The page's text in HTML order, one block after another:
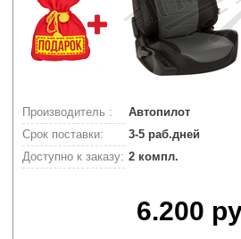
Производитель :
Автопилот
Срок поставки:
3-5 раб.дней
Доступно к заказу: 2 компл.
6.200